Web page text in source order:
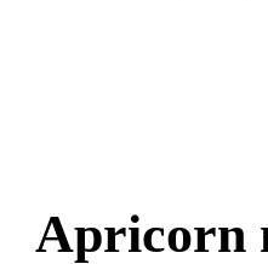
Apricorn